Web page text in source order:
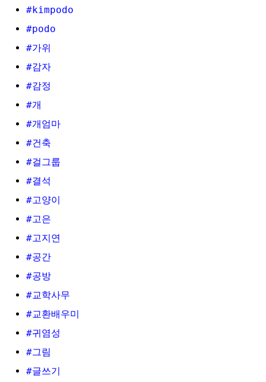
#kimpodo
#podo
#가위
#감자
#감정
#개
#개엄마
#건축
#걸그룹
#결석
#고양이
#고은
#고지연
#공간
#공방
#교학사무
#교환배우미
#귀염성
#그림
#글쓰기